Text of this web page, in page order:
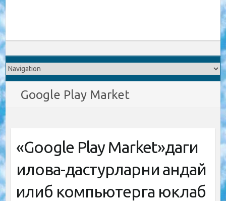
Google Play Market
«Google Play Market»даги
илова-дастурларни қандай
қилиб компьютерга юклаб